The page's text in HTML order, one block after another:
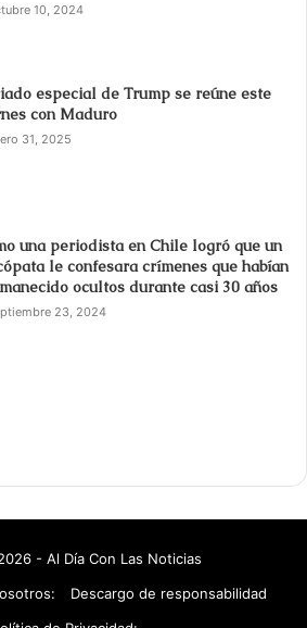
10, 2024
especial de Trump se reúne este
con Maduro
31, 2025
una periodista en Chile logró que un
le confesara crímenes que habían
ocultos durante casi 30 años
23, 2024
- Al Día Con Las Noticias
Descargo de responsabilidad